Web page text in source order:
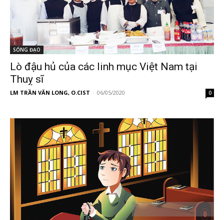
SỐNG ĐẠO
Lò đậu hủ của các linh mục Việt Nam tại
Thuỵ sĩ
LM TRẦN VĂN LONG, O.CIST - 06/05/2020 0